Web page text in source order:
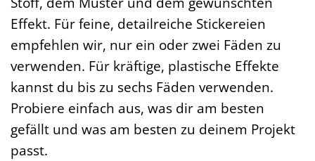
Effekt. Für feine, detailreiche Stickereien
empfehlen wir, nur ein oder zwei Fäden zu
verwenden. Für kräftige, plastische Effekte
kannst du bis zu sechs Fäden verwenden.
Probiere einfach aus, was dir am besten
gefällt und was am besten zu deinem Projekt
passt.